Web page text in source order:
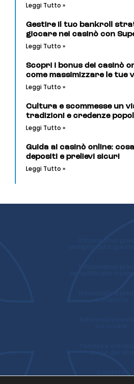
Leggi Tutto »
Gestire il tuo bankroll
giocare nei casinò con
Leggi Tutto »
Scopri i bonus dei casinò
come massimizzare le tue
Leggi Tutto »
Cultura e scommesse un
tradizioni e credenze
Leggi Tutto »
Guida ai casinò online:
depositi e prelievi sicuri
Leggi Tutto »